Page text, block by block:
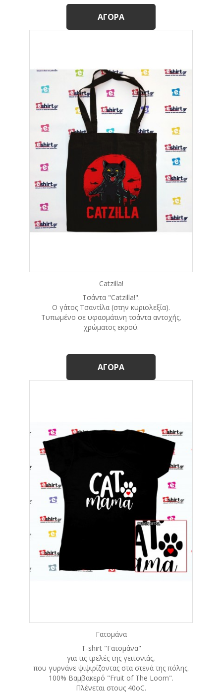
ΑΓΟΡΆ
Catzilla!
Τσάντα "Catzilla!".
Ο γάτος Τσαντίλα (στην κυριολεξία).
Τυπωμένο σε υφασμάτινη τσάντα αντοχής,
χρώματος εκρού.
ΑΓΟΡΆ
Γατομάνα
T-shirt "Γατομάνα"
για τις τρελές της γειτονιάς,
που γυρνάνε ψιψιρίζοντας στα στενά της πόλης.
100% Βαμβακερό "Fruit of The Loom".
Πλένεται στους 40οC.